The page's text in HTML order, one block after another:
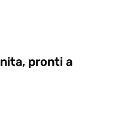
Battlefield